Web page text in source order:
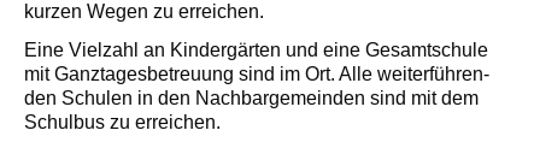
kurzen Wegen zu erreichen.
Eine Vielzahl an Kindergärten und eine Gesamtschule
mit Ganztagesbetreuung sind im Ort. Alle weiterführen­
den Schulen in den Nachbargemeinden sind mit dem
Schulbus zu erreichen.